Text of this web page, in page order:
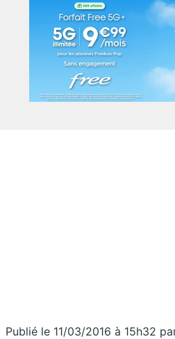
Publié le 11/03/2016 à 15h32